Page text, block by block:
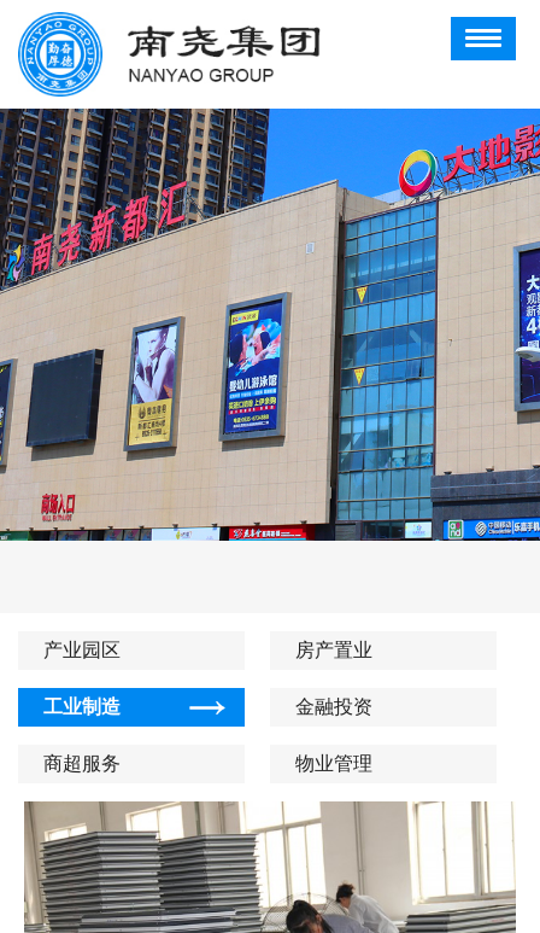
产业园区 房产置业
工业制造 金融投资
商超服务 物业管理